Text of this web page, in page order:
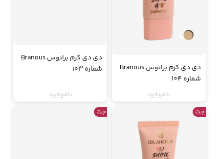
دی دی کرم برانوس Branous
شماره 104
ناموجود
دی دی کرم برانوس Branous
شماره 103
ناموجود
جت جت